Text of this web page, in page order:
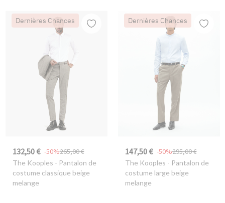
Dernières Chances
132,50 € 265,00 €
-50%
The Kooples - Pantalon de
costume classique beige
melange
Dernières Chances
147,50 € 295,00 €
-50%
The Kooples - Pantalon de
costume large beige
melange